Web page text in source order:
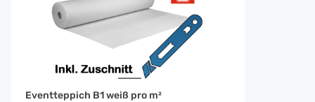
Eventteppich B1 weiß pro m²